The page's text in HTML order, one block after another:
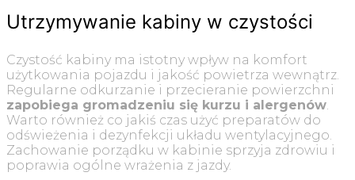
Utrzymywanie kabiny w czystości
Czystość kabiny ma istotny wpływ na komfort
użytkowania pojazdu i jakość powietrza wewnątrz.
Regularne odkurzanie i przecieranie powierzchni
zapobiega gromadzeniu się kurzu i alergenów.
Warto również co jakiś czas użyć preparatów do
odświeżenia i dezynfekcji układu wentylacyjnego.
Zachowanie porządku w kabinie sprzyja zdrowiu i
poprawia ogólne wrażenia z jazdy.